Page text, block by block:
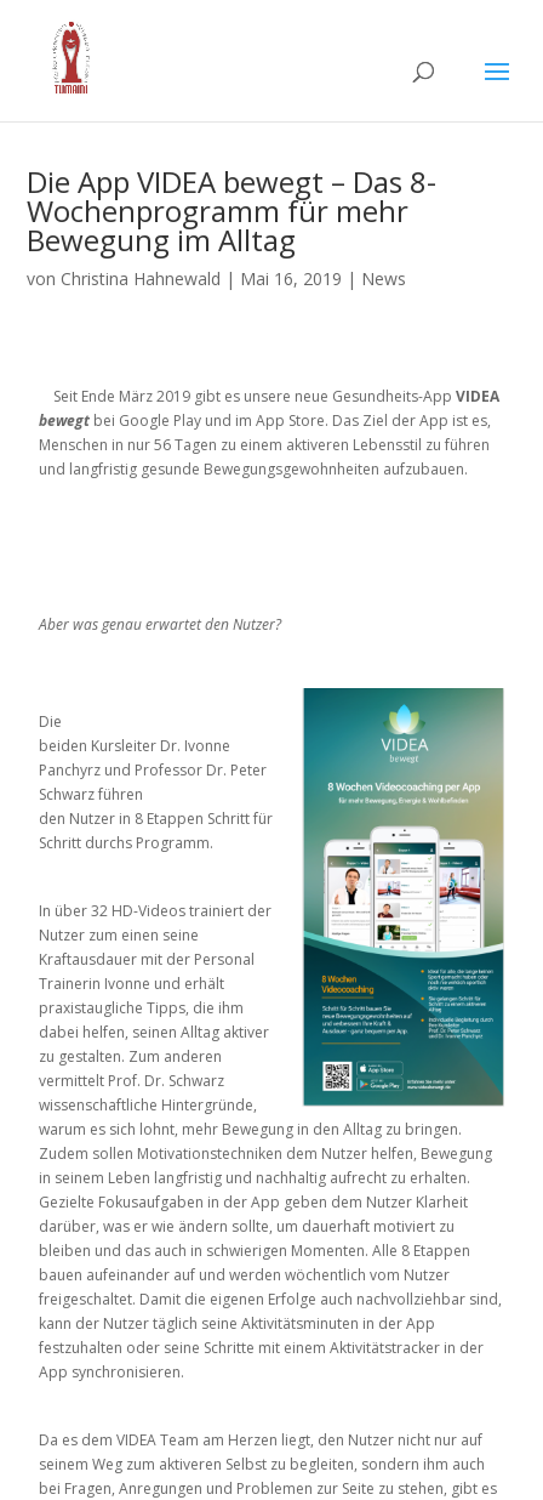
Die App VIDEA bewegt – Das 8-
Wochenprogramm für mehr
Bewegung im Alltag
von Christina Hahnewald | Mai 16, 2019 | News
Seit Ende März 2019 gibt es unsere neue Gesundheits-AppVIDEA
bewegt bei Google Play und im App Store. Das Ziel der App ist es,
Menschen in nur 56 Tagen zu einem aktiveren Lebensstil zu führen
und langfristig gesunde Bewegungsgewohnheiten aufzubauen.
Aber was genau erwartet den Nutzer?
Die
beiden Kursleiter Dr. Ivonne
Panchyrz und Professor Dr. Peter
Schwarz führen
den Nutzer in 8 Etappen Schritt für
Schritt durchs Programm.
In über 32 HD-Videos trainiert der
Nutzer zum einen seine
Kraftausdauer mit der Personal
Trainerin Ivonne und erhält
praxistaugliche Tipps, die ihm
dabei helfen, seinen Alltag aktiver
zu gestalten. Zum anderen
vermittelt Prof. Dr. Schwarz
wissenschaftliche Hintergründe,
warum es sich lohnt, mehr Bewegung in den Alltag zu bringen.
Zudem sollen Motivationstechniken dem Nutzer helfen, Bewegung
in seinem Leben langfristig und nachhaltig aufrecht zu erhalten.
Gezielte Fokusaufgaben in der App geben dem Nutzer Klarheit
darüber, was er wie ändern sollte, um dauerhaft motiviert zu
bleiben und das auch in schwierigen Momenten. Alle 8 Etappen
bauen aufeinander auf und werden wöchentlich vom Nutzer
freigeschaltet. Damit die eigenen Erfolge auch nachvollziehbar sind,
kann der Nutzer täglich seine Aktivitätsminuten in der App
festzuhalten oder seine Schritte mit einem Aktivitätstracker in der
App synchronisieren.
Da es dem VIDEA Team am Herzen liegt, den Nutzer nicht nur auf
seinem Weg zum aktiveren Selbst zu begleiten, sondern ihm auch
bei Fragen, Anregungen und Problemen zur Seite zu stehen, gibt es